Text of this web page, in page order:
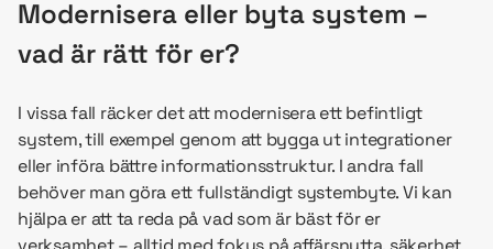
Modernisera eller byta system –
vad är rätt för er?
I vissa fall räcker det att modernisera ett befintligt
system, till exempel genom att bygga ut integrationer
eller införa bättre informationsstruktur. I andra fall
behöver man göra ett fullständigt systembyte. Vi kan
hjälpa er att ta reda på vad som är bäst för er